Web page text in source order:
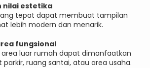
nilai estetika
tepat dapat membuat tampilan
lebih modern dan menarik.
fungsional
area luar rumah dapat dimanfaatkan
ruang santai, atau area usaha.